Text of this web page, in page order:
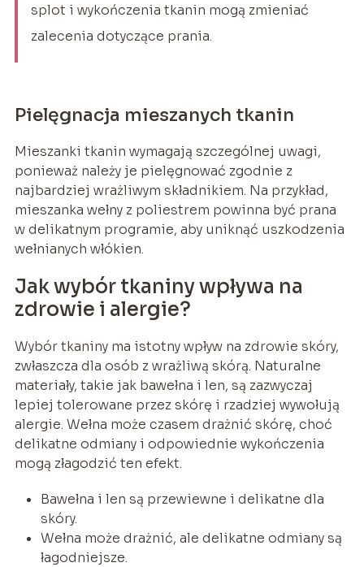
splot i wykończenia tkanin mogą zmieniać
zalecenia dotyczące prania.
Pielęgnacja mieszanych tkanin
Mieszanki tkanin wymagają szczególnej uwagi,
ponieważ należy je pielęgnować zgodnie z
najbardziej wrażliwym składnikiem. Na przykład,
mieszanka wełny z poliestrem powinna być prana
w delikatnym programie, aby uniknąć uszkodzenia
wełnianych włókien.
Jak wybór tkaniny wpływa na
zdrowie i alergie?
Wybór tkaniny ma istotny wpływ na zdrowie skóry,
zwłaszcza dla osób z wrażliwą skórą. Naturalne
materiały, takie jak bawełna i len, są zazwyczaj
lepiej tolerowane przez skórę i rzadziej wywołują
alergie. Wełna może czasem drażnić skórę, choć
delikatne odmiany i odpowiednie wykończenia
mogą złagodzić ten efekt.
Bawełna i len są przewiewne i delikatne dla
skóry.
Wełna może drażnić, ale delikatne odmiany są
łagodniejsze.